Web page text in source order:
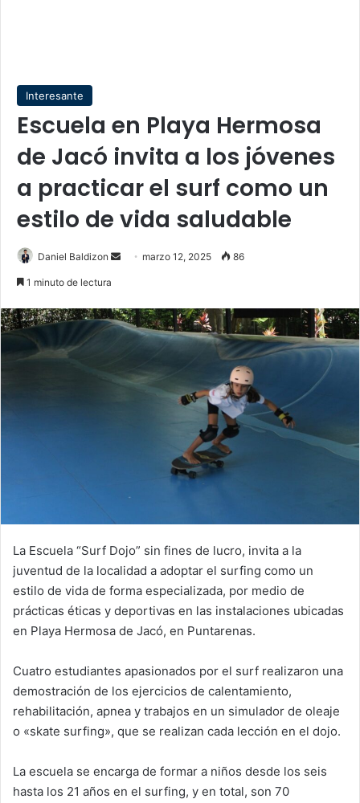
Interesante
Escuela en Playa Hermosa
de Jacó invita a los jóvenes
a practicar el surf como un
estilo de vida saludable
Daniel Baldizon
Send marzo 12, 2025 86
1 minuto de lectura
La Escuela “Surf Dojo” sin fines de lucro, invita a la
juventud de la localidad a adoptar el surfing como un
estilo de vida de forma especializada, por medio de
prácticas éticas y deportivas en las instalaciones ubicadas
en Playa Hermosa de Jacó, en Puntarenas.
Cuatro estudiantes apasionados por el surf realizaron una
demostración de los ejercicios de calentamiento,
rehabilitación, apnea y trabajos en un simulador de oleaje
o «skate surfing», que se realizan cada lección en el dojo.
La escuela se encarga de formar a niños desde los seis
hasta los 21 años en el surfing, y en total, son 70